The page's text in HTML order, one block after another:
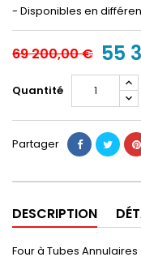
- Disponibles en
69 200,00 € 55
Quantité
Partager
DESCRIPTION
Four à Tubes